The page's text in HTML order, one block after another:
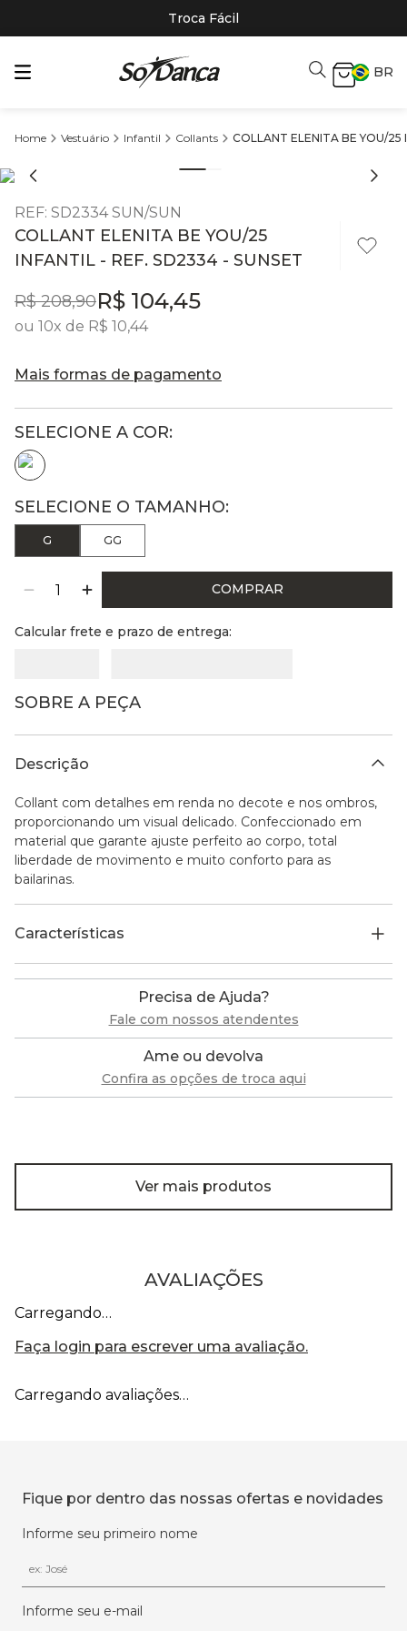
Troca Fácil
BR
Vestuário Infantil Collants COLLANT ELENITA BE YOU/25
REF: SD2334 SUN/SUN
COLLANT ELENITA BE YOU/25
INFANTIL - REF. SD2334 - SUNSET
R$ 208,90R$ 104,45
ou 10x de R$ 10,44
Mais formas de pagamento
G GG
COMPRAR
Calcular frete e prazo de entrega:
SOBRE A PEÇA
Descrição
Collant com detalhes em renda no decote e nos ombros,
proporcionando um visual delicado. Confeccionado em
material que garante ajuste perfeito ao corpo, total
liberdade de movimento e muito conforto para as
bailarinas.
Características
Precisa de Ajuda?
Fale com nossos atendentes
Ame ou devolva
Confira as opções de troca aqui
Ver mais produtos
AVALIAÇÕES
Carregando…
Faça login para escrever uma avaliação.
Carregando avaliações…
Fique por dentro das nossas ofertas e novidades
Informe seu primeiro nome
Informe seu e-mail